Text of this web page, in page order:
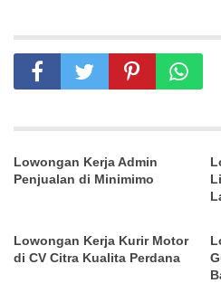
Lowongan Kerja Admin
Penjualan di Minimimo
Lowongan Kerja Kurir Motor
di CV Citra Kualita Perdana